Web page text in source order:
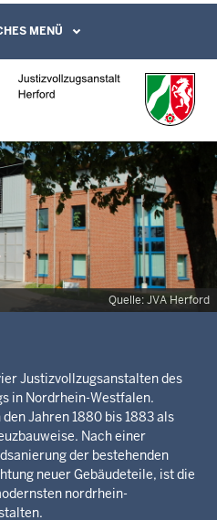
Herford:
MENÜ
Quelle: JVA Herford
Justizvollzugsanstalten des
in Nordrhein-Westfalen.
Jahren 1880 bis 1883 als
Nach einer
der bestehenden
neuer Gebäudeteile, ist die
nordrhein-